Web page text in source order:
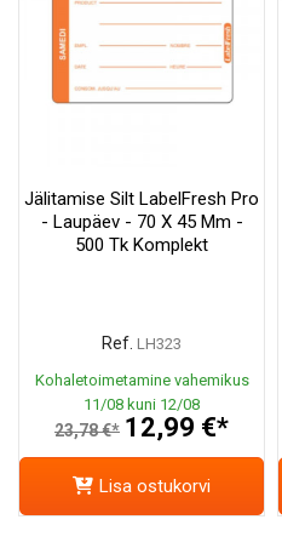
Jälitamise Silt LabelFresh Pro
- Laupäev - 70 X 45 Mm -
500 Tk Komplekt
Ref. LH323
Kohaletoimetamine vahemikus
11/08 kuni 12/08
23,78 €* 12,99 €*
Lisa ostukorvi